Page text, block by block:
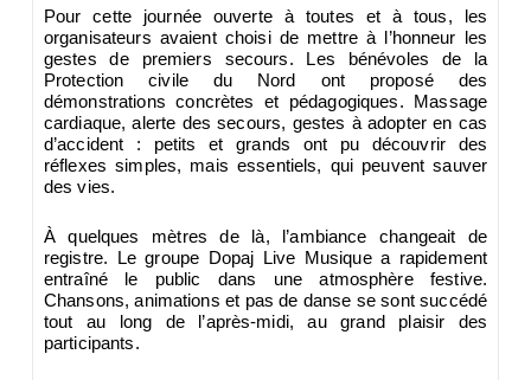
Pour cette journée ouverte à toutes et à tous, les
organisateurs avaient choisi de mettre à l’honneur les
gestes de premiers secours. Les bénévoles de la
Protection civile du Nord ont proposé des
démonstrations concrètes et pédagogiques. Massage
cardiaque, alerte des secours, gestes à adopter en cas
d’accident : petits et grands ont pu découvrir des
réflexes simples, mais essentiels, qui peuvent sauver
des vies.
À quelques mètres de là, l’ambiance changeait de
registre. Le groupe Dopaj Live Musique a rapidement
entraîné le public dans une atmosphère festive.
Chansons, animations et pas de danse se sont succédé
tout au long de l’après-midi, au grand plaisir des
participants.